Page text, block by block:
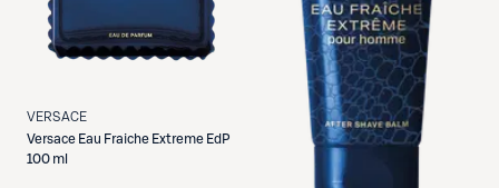
VERSACE
Versace Eau Fraiche Extreme EdP
100 ml